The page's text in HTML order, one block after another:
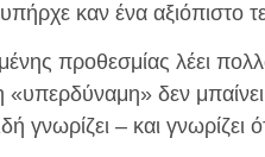
καν ένα αξιόπιστο
προθεσμίας λέει
δεν
γνωρίζει – και γνωρίζει